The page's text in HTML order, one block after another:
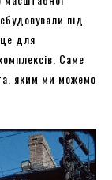
під
для
Саме
яким ми можемо